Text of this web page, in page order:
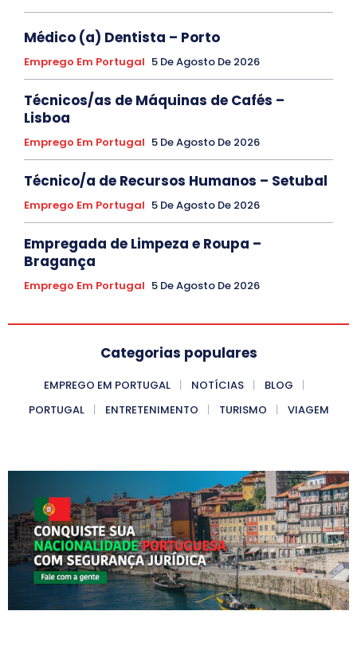
Médico (a) Dentista – Porto
Emprego Em Portugal 5 De Agosto De 2026
Técnicos/as de Máquinas de Cafés –
Lisboa
Emprego Em Portugal 5 De Agosto De 2026
Técnico/a de Recursos Humanos – Setubal
Emprego Em Portugal 5 De Agosto De 2026
Empregada de Limpeza e Roupa –
Bragança
Emprego Em Portugal 5 De Agosto De 2026
Categorias populares
EMPREGO EM PORTUGAL NOTÍCIAS
BLOG
PORTUGAL
ENTRETENIMENTO TURISMO VIAGEM